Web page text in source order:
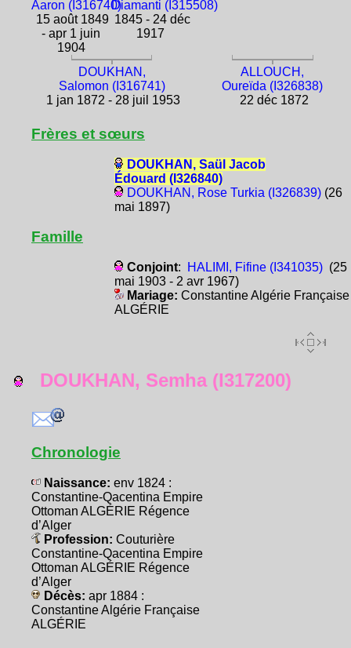
Aaron (I316740)
15 août 1849
- apr 1 juin
1904
Diamanti (I315508)
1845 - 24 déc
1917
DOUKHAN,
Salomon (I316741)
1 jan 1872 - 28 juil 1953
ALLOUCH,
Oureïda (I326838)
22 déc 1872
Frères et sœurs
DOUKHAN, Saül Jacob
Édouard (I326840)
DOUKHAN, Rose Turkia (I326839)(26
mai 1897)
Famille
Conjoint: HALIMI, Fifine (I341035)(25
mai 1903 - 2 avr 1967)
Mariage: Constantine Algérie Française
ALGÉRIE
DOUKHAN, Semha (I317200)
Chronologie
Naissance: env 1824 :
Constantine-Qacentina Empire
Ottoman ALGÉRIE Régence
d’Alger
Profession: Couturière
Constantine-Qacentina Empire
Ottoman ALGÉRIE Régence
d’Alger
Décès: apr 1884 :
Constantine Algérie Française
ALGÉRIE